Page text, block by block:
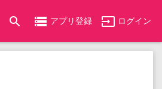
search storage アプリ登録 input ログイン